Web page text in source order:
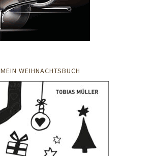
MEIN WEIHNACHTSBUCH